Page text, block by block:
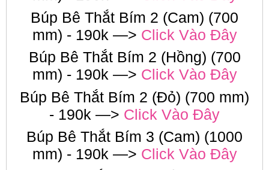
Búp Bê Thắt Bím 2 (Cam) (700
mm) - 190k —> Click Vào Đây
Búp Bê Thắt Bím 2 (Hồng) (700
mm) - 190k —> Click Vào Đây
Búp Bê Thắt Bím 2 (Đỏ) (700 mm)
- 190k —> Click Vào Đây
Búp Bê Thắt Bím 3 (Cam) (1000
mm) - 190k —> Click Vào Đây